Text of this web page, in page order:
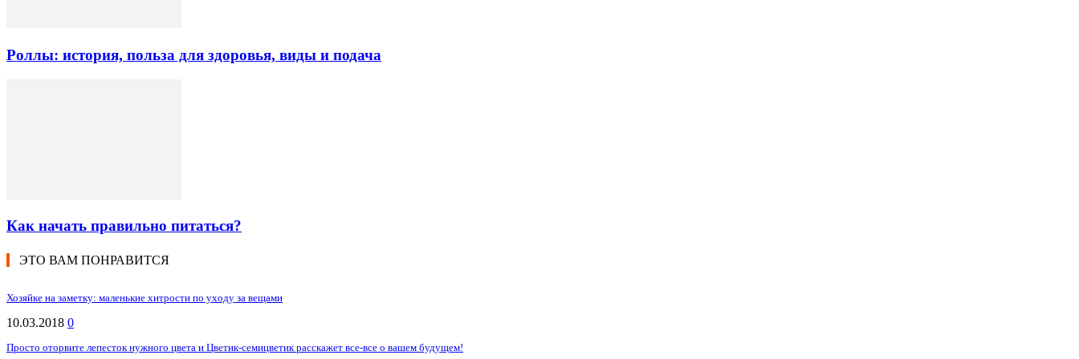
Роллы: история, польза для здоровья, виды и подача
Как начать правильно питаться?
ЭТО ВАМ ПОНРАВИТСЯ
Хозяйке на заметку: маленькие хитрости по уходу за вещами
10.03.2018 0
Просто оторвите лепесток нужного цвета и Цветик-семицветик расскажет все-все о вашем будущем!